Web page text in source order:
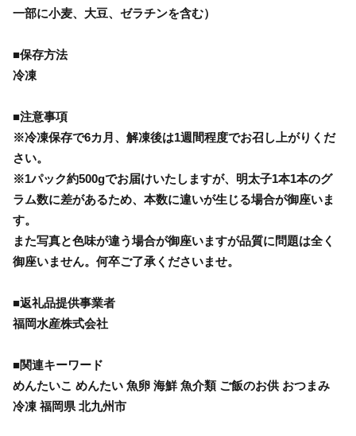
一部に小麦、大豆、ゼラチンを含む）
■保存方法
冷凍
■注意事項
※冷凍保存で6カ月、解凍後は1週間程度でお召し上がりくだ
さい。
※1パック約500gでお届けいたしますが、明太子1本1本のグ
ラム数に差があるため、本数に違いが生じる場合が御座いま
す。
また写真と色味が違う場合が御座いますが品質に問題は全く
御座いません。何卒ご了承くださいませ。
■返礼品提供事業者
福岡水産株式会社
■関連キーワード
めんたいこ めんたい 魚卵 海鮮 魚介類 ご飯のお供 おつまみ
冷凍 福岡県 北九州市